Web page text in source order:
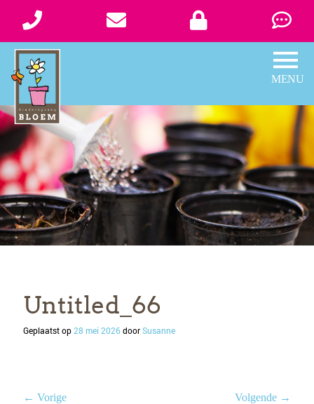
Untitled_66
Geplaatst op28 mei 2026 doorSusanne
← Vorige Volgende →